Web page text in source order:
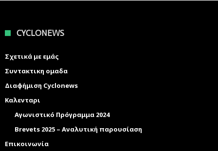
CYCLONEWS
Σχετικά με εμάς
Συντακτικη ομαδα
Διαφήμιση Cyclonews
Καλενταρι
Αγωνιστικό Πρόγραμμα 2024
Brevets 2025 – Αναλυτική παρουσίαση
Επικοινωνία